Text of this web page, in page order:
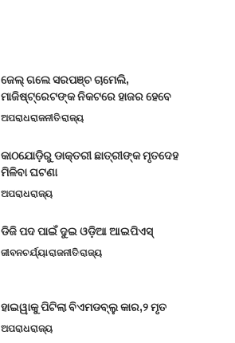
ଜେଲ୍ ଗଲେ ସରପଞ୍ଚ ଚାମେଲି,
ମାଜିଷ୍ଟ୍ରେଟଙ୍କ ନିକଟରେ ହାଜର ହେବେ
ଅପରାଧରାଜନୀତିରାଜ୍ୟ
କାଠଯୋଡ଼ିରୁ ଡାକ୍ତରୀ ଛାତ୍ରୀଙ୍କ ମୃତଦେହ
ମିଳିବା ଘଟଣା
ଅପରାଧରାଜ୍ୟ
ଡିଜି ପଦ ପାଇଁ ଦୁଇ ଓଡ଼ିଆ ଆଇପିଏସ୍
ଜୀବନଚର୍ଯ୍ୟାରାଜନୀତିରାଜ୍ୟ
ହାଇୱାକୁ ପିଟିଲା ବିଏମଡବ୍ଲୁ କାର,୨ ମୃତ
ଅପରାଧରାଜ୍ୟ